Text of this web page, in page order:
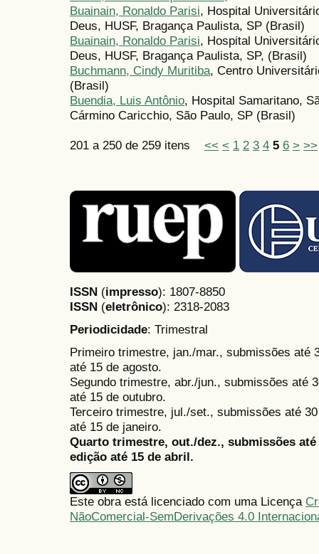
Buainain, Ronaldo Parisi, Hospital
Deus, HUSF, Bragança Paulista, SP (Brasil)
Buainain, Ronaldo Parisi, Hospital
Deus, HUSF, Bragança Paulista, SP, (Brasil)
Buchmann, Cindy Muritiba, Centro
(Brasil)
Buendia, Luis Antônio, Hospital Samaritano,
Cármino Caricchio, São Paulo, SP (Brasil)
201 a 250 de 259 itens << < 1 2 3 4 5 6 > >>
ISSN (impresso): 1807-8850
ISSN (eletrônico): 2318-2083
Periodicidade: Trimestral
Primeiro trimestre, jan./mar., submissões até
até 15 de agosto.
Segundo trimestre, abr./jun., submissões até
até 15 de outubro.
Terceiro trimestre, jul./set., submissões até
até 15 de janeiro.
Quarto trimestre, out./dez., submissões
edição até 15 de abril.
Este obra está licenciado com uma Licença
NãoComercial-SemDerivações 4.0